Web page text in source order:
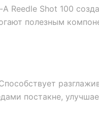
Reedle Shot 100
полезным
постакне,